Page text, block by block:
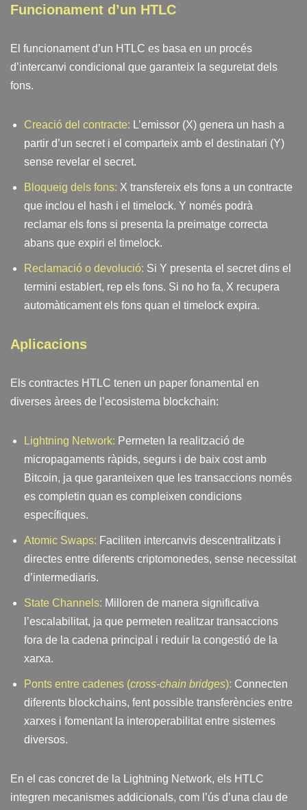
Funcionament d’un HTLC
El funcionament d’un HTLC es basa en un procés
d’intercanvi condicional que garanteix la seguretat dels
fons.
Creació del contracte: L’emissor (X) genera un hash a
partir d’un secret i el comparteix amb el destinatari (Y)
sense revelar el secret.
Bloqueig dels fons: X transfereix els fons a un contracte
que inclou el hash i el timelock. Y només podrà
reclamar els fons si presenta la preimatge correcta
abans que expiri el timelock.
Reclamació o devolució: Si Y presenta el secret dins el
termini establert, rep els fons. Si no ho fa, X recupera
automàticament els fons quan el timelock expira.
Aplicacions
Els contractes HTLC tenen un paper fonamental en
diverses àrees de l’ecosistema blockchain:
Lightning Network: Permeten la realització de
micropagaments ràpids, segurs i de baix cost amb
Bitcoin, ja que garanteixen que les transaccions només
es completin quan es compleixen condicions
específiques.
Atomic Swaps: Faciliten intercanvis descentralitzats i
directes entre diferents criptomonedes, sense necessitat
d’intermediaris.
State Channels: Milloren de manera significativa
l’escalabilitat, ja que permeten realitzar transaccions
fora de la cadena principal i reduir la congestió de la
xarxa.
Ponts entre cadenes (cross-chain bridges): Connecten
diferents blockchains, fent possible transferències entre
xarxes i fomentant la interoperabilitat entre sistemes
diversos.
En el cas concret de la Lightning Network, els HTLC
integren mecanismes addicionals, com l’ús d’una clau de